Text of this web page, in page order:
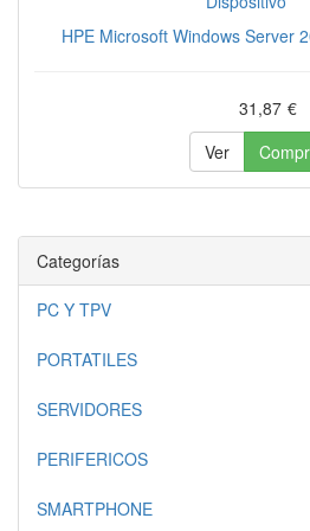
HPE Microsoft Windows Server
31,87 €
Ver
Categorías
PC Y TPV
PORTATILES
SERVIDORES
PERIFERICOS
SMARTPHONE